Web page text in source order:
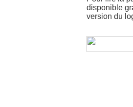
disponible
version du